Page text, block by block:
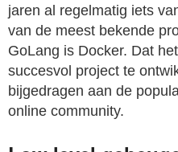
jaren al regelmatig iets
van de meest bekende
GoLang is Docker. Dat
succesvol project te
bijgedragen aan de
online community.